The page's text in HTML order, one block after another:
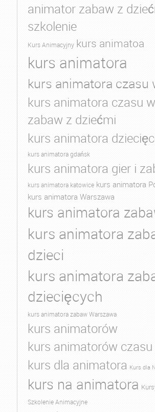
animator zabaw z
szkolenie
Kurs Animacyjny kurs animatoa
kurs animatora
kurs animatora czasu
kurs animatora czasu
zabaw z dziećmi
kurs animatora
kurs animatora gdańsk
kurs animatora gier i
kurs animatora katowice kurs animatora
kurs animatora Warszawa
kurs animatora
kurs animatora
dzieci
kurs animatora
dziecięcych
kurs animatora zabaw Warszawa
kurs animatorów
kurs animatorów
kurs dla animatora Kurs dla
kurs na animatora
Szkolenie Animacyjne